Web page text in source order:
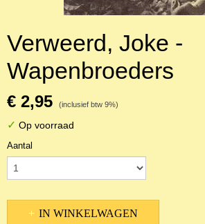
Verweerd, Joke -
Wapenbroeders
€ 2,95 (inclusief btw 9%)
✓ Op voorraad
Aantal
IN WINKELWAGEN